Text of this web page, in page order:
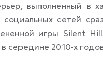
выполненный в
социальных сетей
игры Silent
середине 2010-х